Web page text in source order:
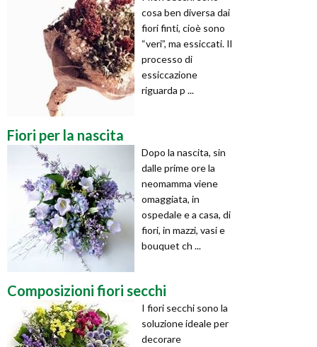
cosa ben diversa dai
fiori finti, cioè sono
“veri”, ma essiccati. Il
processo di
essiccazione
riguarda p ...
Fiori per la nascita
Dopo la nascita, sin
dalle prime ore la
neomamma viene
omaggiata, in
ospedale e a casa, di
fiori, in mazzi, vasi e
bouquet ch ...
Composizioni fiori secchi
I fiori secchi sono la
soluzione ideale per
decorare